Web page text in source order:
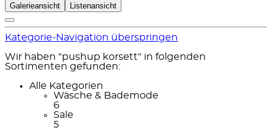
Galerieansicht Listenansicht
Kategorie-Navigation überspringen
Wir haben "pushup korsett" in folgenden
Sortimenten gefunden:
Alle Kategorien
Wäsche & Bademode
6
Sale
5